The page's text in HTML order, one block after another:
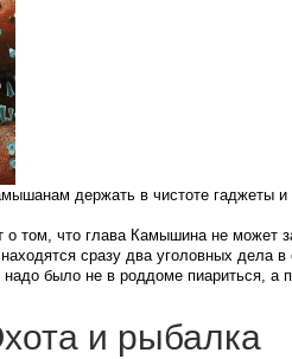
держать в чистоте гаджеты
о том, что глава Камышина не может
сразу два уголовных дела
было не в роддоме пиариться, а
и рыбалка